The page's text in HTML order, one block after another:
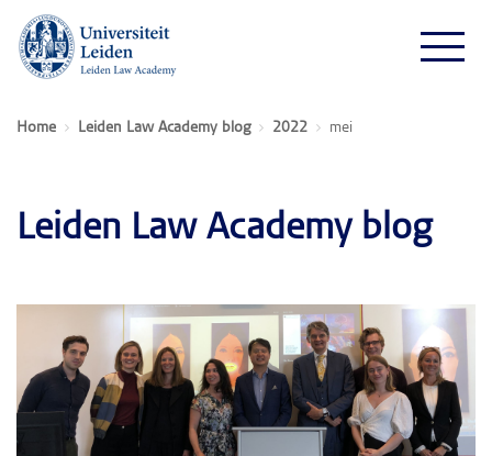
Home Leiden Law Academy blog 2022 mei
Leiden Law Academy blog